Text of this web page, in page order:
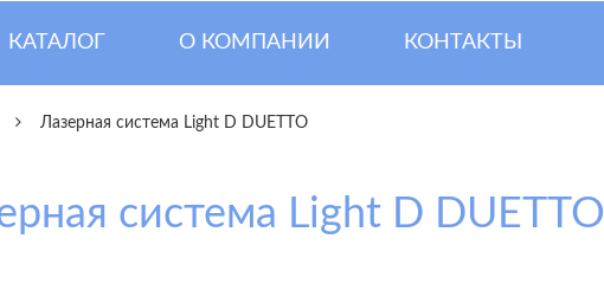
КАТАЛОГ О КОМПАНИИ КОНТАКТЫ
Лазерная система Light D DUETTO
система Light D DUETTO